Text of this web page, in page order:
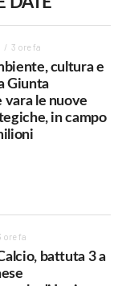
3 ore fa
cultura e
Giunta
vara le nuove
in campo
ore fa
battuta 3 a